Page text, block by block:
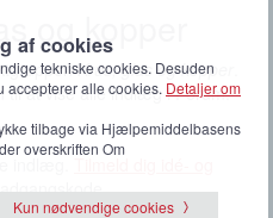
og kopper
Krus, glas og kopper
til at vise alle indlæg i Forum.
indlæg.
af cookies
tekniske cookies. Desuden
accepterer alle cookies. Detaljer om
tilbage via Hjælpemiddelbasens
overskriften Om
Kun nødvendige cookies